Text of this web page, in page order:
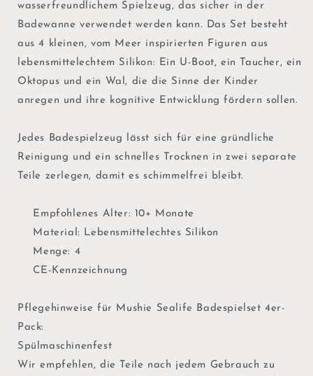
wasserfreundlichem Spielzeug, das sicher in der
Badewanne verwendet werden kann. Das Set besteht
aus 4 kleinen, vom Meer inspirierten Figuren aus
lebensmittelechtem Silikon: Ein U-Boot, ein Taucher, ein
Oktopus und ein Wal, die die Sinne der Kinder
anregen und ihre kognitive Entwicklung fördern sollen.
Jedes Badespielzeug lässt sich für eine gründliche
Reinigung und ein schnelles Trocknen in zwei separate
Teile zerlegen, damit es schimmelfrei bleibt.
Empfohlenes Alter: 10+ Monate
Material: Lebensmittelechtes Silikon
Menge: 4
CE-Kennzeichnung
Pflegehinweise für Mushie Sealife Badespielset 4er-
Pack:
Spülmaschinenfest
Wir empfehlen, die Teile nach jedem Gebrauch zu